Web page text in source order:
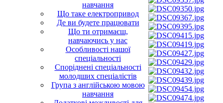
навчання
Що таке електропривод
Де ви будете працювати
Що ти отримаєш,
навчаючись у нас
Особливості нашої
спеціальності
Споріднені спеціальності
молодших спеціалістів
Група з англійською мовою
навчання